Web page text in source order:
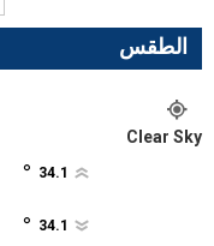
الطقس
Clear Sky
34.1
°
34.1
°